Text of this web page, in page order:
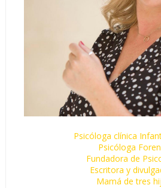
Psicóloga clínica
Psicóloga
Fundadora de
Escritora y
Mamá de tres